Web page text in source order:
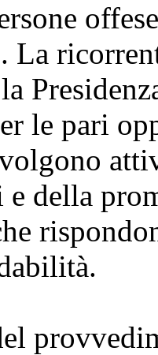
La
le pari
della